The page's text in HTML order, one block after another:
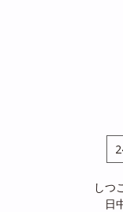
しつ
日